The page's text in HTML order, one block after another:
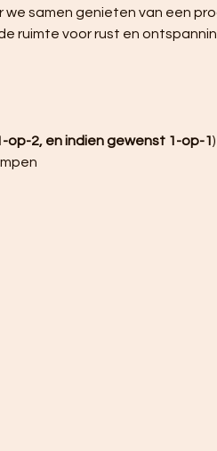
samen genieten van een
ruimte voor rust en
op-2, en indien gewenst 1-op-1)